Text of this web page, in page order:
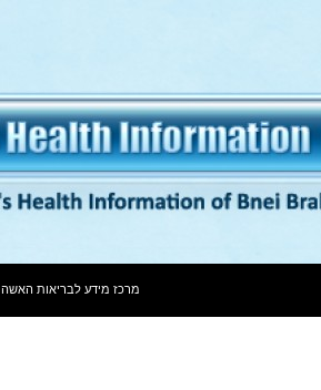
מרכז מידע לבריאות האשה